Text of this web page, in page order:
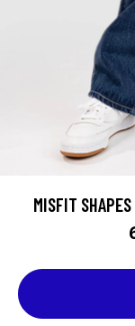
MISFIT